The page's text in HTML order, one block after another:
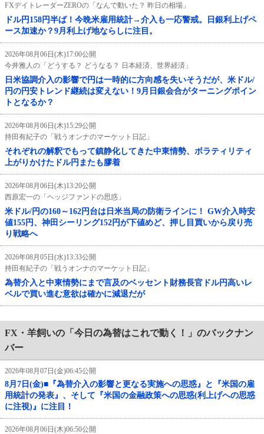
FXデイトレーダーZEROの「なんで動いた？ 昨日の相場」
ドル円158円半ば！今晩米雇用統計→介入も一応警戒。日銀利上げペ
ース加速か？9月利上げ地ならしに注目。
2026年08月06日(木)17:00公開
今井雅人の「どうする？ どうなる？ 日本経済、世界経済」
日米協調介入の影響で円は一時的に方向感を失いそうだが、米ドル/
円の円安トレンド継続は変えない！9月日銀会合がターニングポイン
トとなるか？
2026年08月06日(木)15:29公開
持田有紀子の「戦うオンナのマーケット日記」
それぞれの解釈でもって鎮静化してきた中東情勢、ボラティリティ
上がりかけたドル円またも膠着
2026年08月06日(木)13:20公開
西原宏一の「ヘッジファンドの思惑」
米ドル/円の160～162円台は日米当局の防衛ラインに！ GW介入時安
値155円、神田シーリング152円が下値めど、押し目買いから戻り売
り戦略へ
2026年08月05日(水)13:33公開
持田有紀子の「戦うオンナのマーケット日記」
為替介入と中東情勢にまで言及のベッセント財務長官ドル円高いレ
ベルで買い進む意欲は確かに減退だが
FX・羊飼いの「今日の為替はこれで動く！」のバックナン
バー
2026年08月07日(金)06:45公開
8月7日(金)■『為替介入の影響と更なる実施への思惑』と『米国の雇
用統計の発表』、そして『米国の金融政策への思惑(利上げへの思惑
に注視)』に注目！
2026年08月06日(木)06:50公開